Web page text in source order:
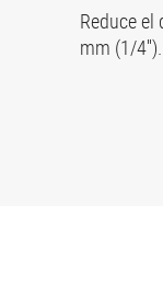
Reduce
mm (1/4'').